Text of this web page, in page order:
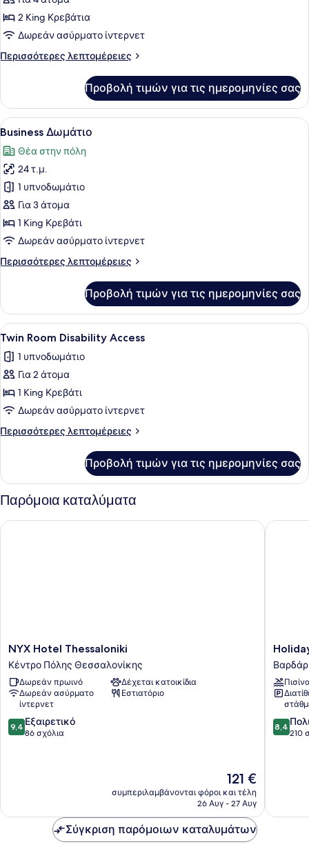
για
Junior
Σουίτα
2 King Κρεβάτια
Δωρεάν ασύρματο ίντερνετ
Περισσότερες λεπτομέρειες
Περισσότερες
Σουίτα
Προβολή τιμών για τις ημερομηνίες σας
Προβολή
όλων
των
φωτογραφιών
για
Business
Δωμάτιο
Ένα δωμάτιο ξενοδοχείου με
10
Business Δωμάτιο
Θέα στην πόλη
24 τ.μ.
1 υπνοδωμάτιο
Για 3 άτομα
1 King Κρεβάτι
Δωρεάν ασύρματο ίντερνετ
Περισσότερες λεπτομέρειες
Περισσότερες
Δωμάτιο
Προβολή τιμών για τις ημερομηνίες σας
Προβολή
όλων
των
φωτογραφιών
για
Twin
Room
Disability
Twin Room Disability Access |
7
Twin Room Disability Access
1 υπνοδωμάτιο
Για 2 άτομα
1 King Κρεβάτι
Δωρεάν ασύρματο ίντερνετ
Περισσότερες λεπτομέρειες
Περισσότερες
Room
Disability
Access
Προβολή τιμών για τις ημερομηνίες σας
Παρόμοια καταλύματα
NYX
Hotel
Thessaloniki
Κέντρο
Πόλης
Θεσσαλονίκης
NYX Hotel Thessaloniki
Κέντρο Πόλης Θεσσαλονίκης
Δωρεάν πρωινό
Δέχεται κατοικίδια
Δωρεάν ασύρματο
ίντερνετ
Εστιατόριο
9.4
στα
9,4 Εξαιρετικό
86 σχόλια
Η
τιμή
είναι
121 €
συμπεριλαμβάνονται φόροι και τέλη
26 Αυγ - 27 Αυγ
NYX Hotel Thessaloniki
Holiday
Inn
by
IHG
8.4
στα
8,4
210
Holiday
Σύγκριση παρόμοιων καταλυμάτων